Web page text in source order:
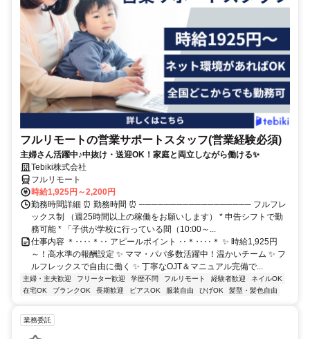
フルリモートの営業サポートスタッフ(営業経験必須)
主婦さん活躍中♪中抜け・送迎OK！家庭と両立しながら働ける✨
Tebiki株式会社
フルリモート
時給1,925円～2,200円
勤務時間詳細 ⏰ 勤務時間 ⏰ ────────────────── フルフレ
ックス制 （週25時間以上の稼働をお願いします） * 申告シフトで勤
務可能 * 「子供が学校に行っている間（10:00～...
仕事内容 ＊‥‥＊‥ アピールポイント ‥＊‥‥＊ ✨ 時給1,925円
～！高水準の報酬設定 ✨ ママ・パパ多数活躍中！温かいチーム ✨ フ
ルフレックスで自由に働く ✨ 丁寧なOJT＆マニュアル完備で...
主婦・主夫歓迎 フリーター歓迎 学歴不問 フルリモート 経験者歓迎
ネイルOK
在宅OK
ブランクOK 長期歓迎 ピアスOK 服装自由 ひげOK 髪型・髪色自由
業務委託